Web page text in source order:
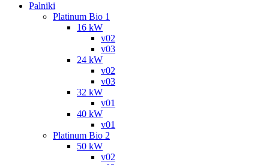
Palniki
Platinum Bio 1
16 kW
v02
v03
24 kW
v02
v03
32 kW
v01
40 kW
v01
Platinum Bio 2
50 kW
v02